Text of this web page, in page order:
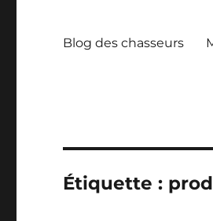
Blog des chasseurs
Étiquette :